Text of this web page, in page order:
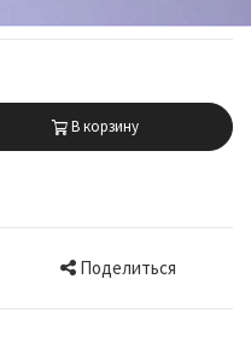
В корзину
Поделиться